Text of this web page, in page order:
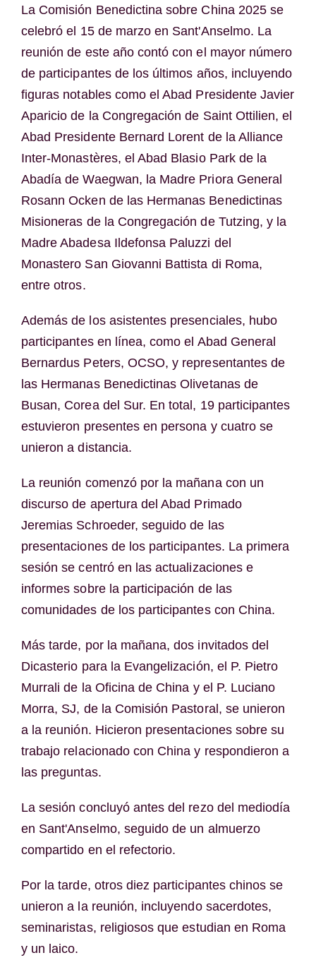
La Comisión Benedictina sobre China 2025 se
celebró el 15 de marzo en Sant'Anselmo. La
reunión de este año contó con el mayor número
de participantes de los últimos años, incluyendo
figuras notables como el Abad Presidente Javier
Aparicio de la Congregación de Saint Ottilien, el
Abad Presidente Bernard Lorent de la Alliance
Inter-Monastères, el Abad Blasio Park de la
Abadía de Waegwan, la Madre Priora General
Rosann Ocken de las Hermanas Benedictinas
Misioneras de la Congregación de Tutzing, y la
Madre Abadesa Ildefonsa Paluzzi del
Monastero San Giovanni Battista di Roma,
entre otros.
Además de los asistentes presenciales, hubo
participantes en línea, como el Abad General
Bernardus Peters, OCSO, y representantes de
las Hermanas Benedictinas Olivetanas de
Busan, Corea del Sur. En total, 19 participantes
estuvieron presentes en persona y cuatro se
unieron a distancia.
La reunión comenzó por la mañana con un
discurso de apertura del Abad Primado
Jeremias Schroeder, seguido de las
presentaciones de los participantes. La primera
sesión se centró en las actualizaciones e
informes sobre la participación de las
comunidades de los participantes con China.
Más tarde, por la mañana, dos invitados del
Dicasterio para la Evangelización, el P. Pietro
Murrali de la Oficina de China y el P. Luciano
Morra, SJ, de la Comisión Pastoral, se unieron
a la reunión. Hicieron presentaciones sobre su
trabajo relacionado con China y respondieron a
las preguntas.
La sesión concluyó antes del rezo del mediodía
en Sant'Anselmo, seguido de un almuerzo
compartido en el refectorio.
Por la tarde, otros diez participantes chinos se
unieron a la reunión, incluyendo sacerdotes,
seminaristas, religiosos que estudian en Roma
y un laico.